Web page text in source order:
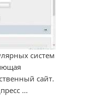
систем
сайт.
...